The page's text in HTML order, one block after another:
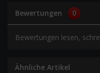
Bewertungen 0
Bewertungen lesen,
Ähnliche Artikel